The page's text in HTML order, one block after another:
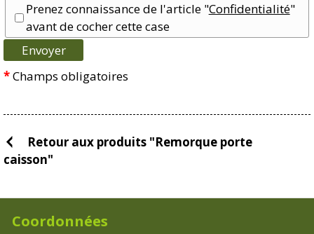
Prenez connaissance de l'article "Confidentialité"
avant de cocher cette case
*Champs obligatoires
Retour aux produits "Remorque porte
caisson"
Coordonnées